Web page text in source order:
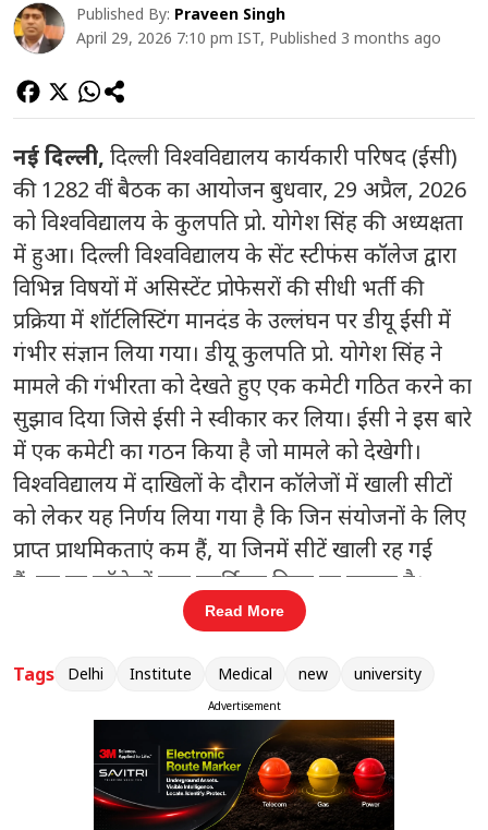
Published By: Praveen Singh
April 29, 2026 7:10 pm IST, Published 3 months ago
नई दिल्ली, दिल्ली विश्वविद्यालय कार्यकारी परिषद (ईसी)
की 1282 वीं बैठक का आयोजन बुधवार, 29 अप्रैल, 2026
को विश्वविद्यालय के कुलपति प्रो. योगेश सिंह की अध्यक्षता
में हुआ। दिल्ली विश्वविद्यालय के सेंट स्टीफंस कॉलेज द्वारा
विभिन्न विषयों में असिस्टेंट प्रोफेसरों की सीधी भर्ती की
प्रक्रिया में शॉर्टलिस्टिंग मानदंड के उल्लंघन पर डीयू ईसी में
गंभीर संज्ञान लिया गया। डीयू कुलपति प्रो. योगेश सिंह ने
मामले की गंभीरता को देखते हुए एक कमेटी गठित करने का
सुझाव दिया जिसे ईसी ने स्वीकार कर लिया। ईसी ने इस बारे
में एक कमेटी का गठन किया है जो मामले को देखेगी।
विश्वविद्यालय में दाखिलों के दौरान कॉलेजों में खाली सीटों
को लेकर यह निर्णय लिया गया है कि जिन संयोजनों के लिए
प्राप्त प्राथमिकताएं कम हैं, या जिनमें सीटें खाली रह गई
हैं, उन पर कॉलेजों द्वारा पुनर्विचार किया जा सकता है।
हालांकि, कोई भी मौजूदा प्रोग्राम बंद नहीं किया जाएगा।
मेडिकल साइंसेज के लिए 174.20 करोड़ रुपये की लागत से
भवन निर्माण को भी डीयू ईसी में मंजूरी प्रदान की गई है।
सेंट स्टीफंस कॉलेज द्वारा शॉर्टलिस्टिंग मानदंड के
उल्लंघन पर ईसी ने लिया गंभीर संज्ञान
Read More
Tags Delhi Institute Medical new university
Advertisement